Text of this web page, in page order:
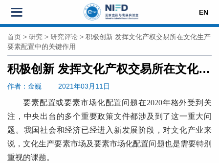
EN
首页 > 研究 > 研究评论 > 积极创新 发挥文化产权交易所在文化生产
要素配置中的关键作用
积极创新 发挥文化产权交易所在文化生产要素配置中的关键作用
作者 ：金巍 2021年03月11日
要素配置或要素市场化配置问题在2020年格外受到关
注，中央出台的多个重要政策文件都涉及到了这一重大问
题。我国社会和经济已经进入新发展阶段，对文化产业来
说，文化生产要素市场及要素市场化配置问题也是需要特别
重视的课题。